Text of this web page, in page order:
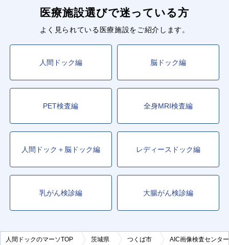
医療施設選びで迷っている方
よく見られている医療施設をご紹介します。
人間ドック編 脳ドック編
PET検査編 全身MRI検査編
人間ドック＋脳ドック編 レディースドック編
乳がん検診編 大腸がん検診編
人間ドックのマーソTOP 茨城県 つくば市 AIC画像検査センター